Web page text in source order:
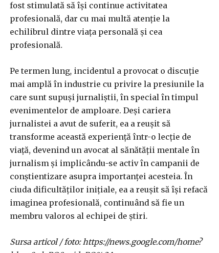
fost stimulată să își continue activitatea
profesională, dar cu mai multă atenție la
echilibrul dintre viața personală și cea
profesională.
Pe termen lung, incidentul a provocat o discuție
mai amplă în industrie cu privire la presiunile la
care sunt supuși jurnaliștii, în special în timpul
evenimentelor de amploare. Deși cariera
jurnalistei a avut de suferit, ea a reușit să
transforme această experiență într-o lecție de
viață, devenind un avocat al sănătății mentale în
jurnalism și implicându-se activ în campanii de
conștientizare asupra importanței acesteia. În
ciuda dificultăților inițiale, ea a reușit să își refacă
imaginea profesională, continuând să fie un
membru valoros al echipei de știri.
Sursa articol / foto: https://news.google.com/home?